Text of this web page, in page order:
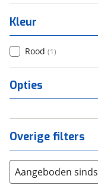
Kleur
Rood (1)
Opties
Overige filters
Aangeboden sinds